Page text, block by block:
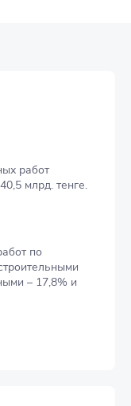
работ
млрд. тенге.
по
– 17,8% и